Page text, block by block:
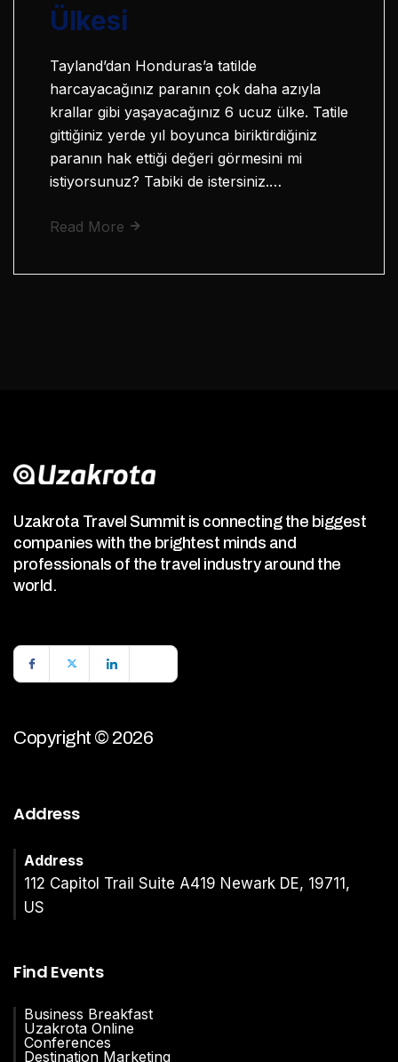
Ülkesi
Tayland’dan Honduras’a tatilde
harcayacağınız paranın çok daha azıyla
krallar gibi yaşayacağınız 6 ucuz ülke. Tatile
gittiğiniz yerde yıl boyunca biriktirdiğiniz
paranın hak ettiği değeri görmesini mi
istiyorsunuz? Tabiki de istersiniz.…
Read More
Uzakrota Travel Summit is connecting the biggest
companies with the brightest minds and
professionals of the travel industry around the
world.
Copyright © 2026
Address
Address
112 Capitol Trail Suite A419 Newark DE, 19711,
US
Find Events
Business Breakfast
Uzakrota Online
Conferences
Destination Marketing